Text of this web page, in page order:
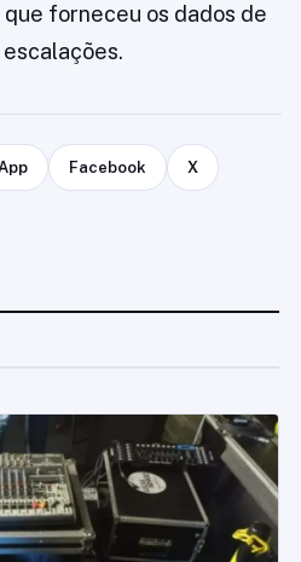
forneceu os dados de
Facebook X